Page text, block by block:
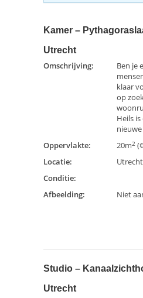
Kamer –
Utrecht
Omschrijving:
Ben je
klaar
op
Heils
Oppervlakte:
20m2
Locatie:
Utrecht
Conditie:
Afbeelding:
Niet
Studio –
Utrecht